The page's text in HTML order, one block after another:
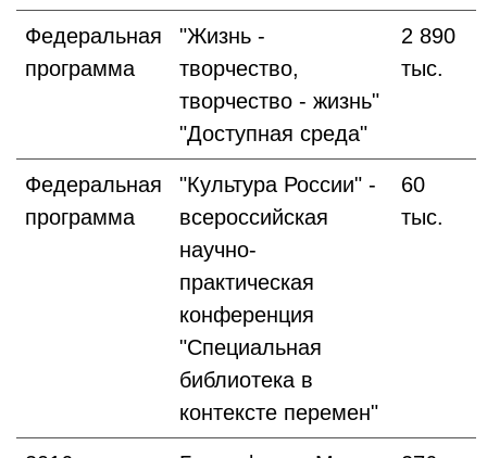
Федеральная
программа
"Жизнь -
творчество,
творчество - жизнь"
"Доступная среда"
2 890
тыс.
Федеральная
программа
"Культура России" -
всероссийская
научно-
практическая
конференция
"Специальная
библиотека в
контексте перемен"
60
тыс.